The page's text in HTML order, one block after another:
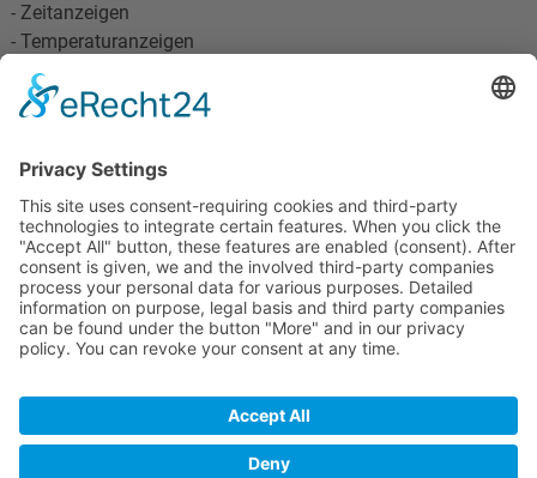
- Zeitanzeigen
- Temperaturanzeigen
- Hauptuhren
- LED-Anzeigen
NIS-time AG
Otto-Volger-Str. 7a
D-65843 Sulzbach a.Ts.
Home
Datenschutz
Impressum
Login